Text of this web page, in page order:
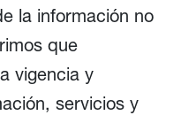
la información no
que
vigencia y
servicios y